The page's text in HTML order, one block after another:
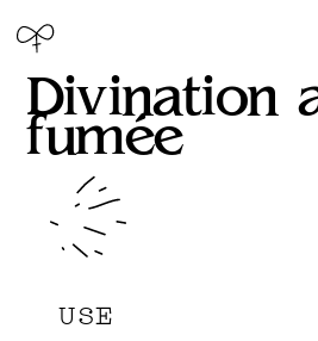
Divination
fumée
USE